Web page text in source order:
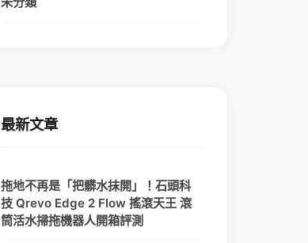
最新文章
拖地不再是「把髒水抹開」！石頭科
技 Qrevo Edge 2 Flow 搖滾天王 滾
筒活水掃拖機器人開箱評測